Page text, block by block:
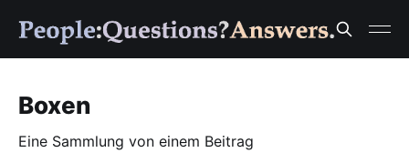
Boxen
Eine Sammlung von einem Beitrag